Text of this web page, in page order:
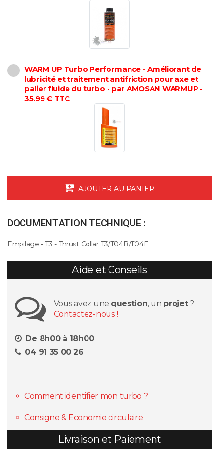
WARM UP Turbo Performance - Améliorant de
lubricité et traitement antifriction pour axe et
palier fluide du turbo - par AMOSAN WARMUP -
35.99 € TTC
AJOUTER AU PANIER
DOCUMENTATION TECHNIQUE :
Empilage - T3 - Thrust Collar T3/T04B/T04E
Aide et Conseils
Vous avez une question, un projet?
Contactez-nous !
De 8h00 à 18h00
04 91 35 00 26
Comment identifier mon turbo ?
Consigne & Economie circulaire
Livraison et Paiement